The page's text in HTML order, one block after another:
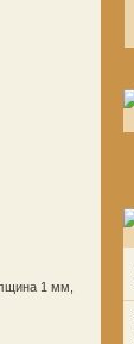
1 мм,